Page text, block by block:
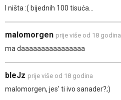
I ništa :( bijednih 100 tisuća...
malomorgen prije više od 18 godina
ma daaaaaaaaaaaaaaaa
bleJz prije više od 18 godina
malomorgen, jes' ti ivo sanader?;)